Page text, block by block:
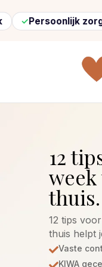
zorgplan
12
thuis.
12 tips
thuis helpt
Vaste
KIWA